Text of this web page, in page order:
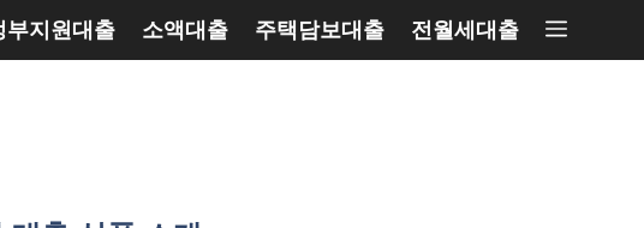
부지원대출 소액대출 주택담보대출 전월세대출